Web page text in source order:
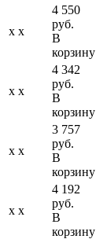
x x
4 550
руб.
В
корзину
x x
4 342
руб.
В
корзину
x x
3 757
руб.
В
корзину
x x
4 192
руб.
В
корзину